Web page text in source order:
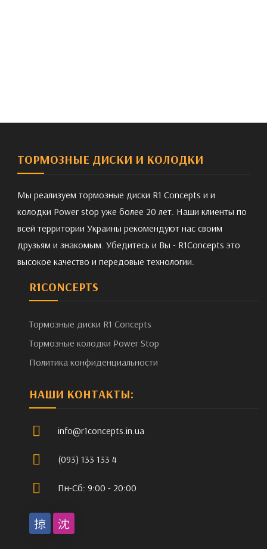
ТОРМОЗНЫЕ ДИСКИ И КОЛОДКИ
Мы реализуем тормозные диски R1 Concepts и и
колодки Power stop уже более 20 лет. Наши клиенты по
всей территории Украины рекомендуют нас своим
друзьям и знакомым. Убедитесь и Вы - R1Concepts это
высокое качество и передовые технологии.
R1CONCEPTS
Тормозные диски R1 Concepts
Тормозные колодки Power Stop
Политика конфиденциальности
НАШИ КОНТАКТЫ:
info@r1concepts.in.ua
(093) 133 133 4
Пн-Сб: 9:00 - 20:00